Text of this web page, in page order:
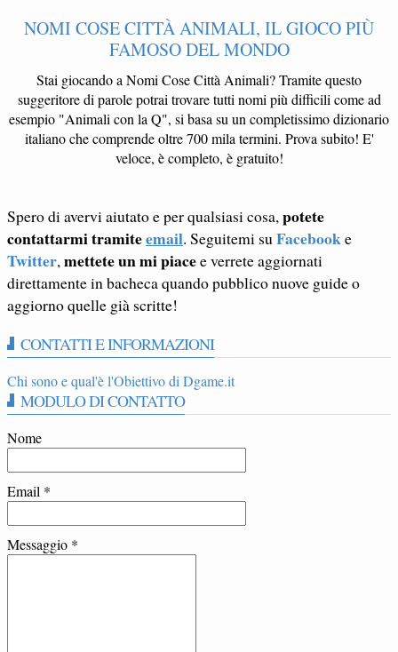
NOMI COSE CITTÀ ANIMALI, IL GIOCO PIÙ
FAMOSO DEL MONDO
Stai giocando a Nomi Cose Città Animali? Tramite questo
suggeritore di parole potrai trovare tutti nomi più difficili come ad
esempio "Animali con la Q", si basa su un completissimo dizionario
italiano che comprende oltre 700 mila termini. Prova subito! E'
veloce, è completo, è gratuito!
Spero di avervi aiutato e per qualsiasi cosa, potete
contattarmi tramiteemail. Seguitemi su Facebooke
Twitter, mettete un mi piacee verrete aggiornati
direttamente in bacheca quando pubblico nuove guide o
aggiorno quelle già scritte!
CONTATTI E INFORMAZIONI
Chi sono e qual'è l'Obiettivo di Dgame.it
MODULO DI CONTATTO
Nome
Email *
Messaggio *